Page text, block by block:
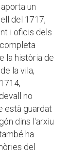
un
del 1717,
i oficis dels
la història de
la vila,
no
està guardat
dins l'arxiu
ha
del